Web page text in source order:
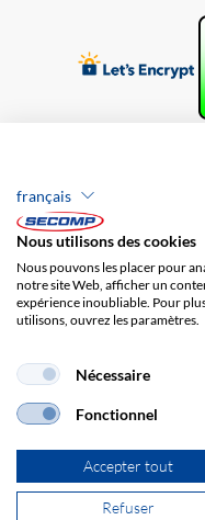
Brands
Protection des données
© 2026 SECOMP
français
Nous utilisons des cookies
Nous pouvons les placer pour
notre site Web, afficher un
expérience inoubliable. Pour
utilisons, ouvrez les paramètres.
Nécessaire
Fonctionnel
Accepter tout
Refuser